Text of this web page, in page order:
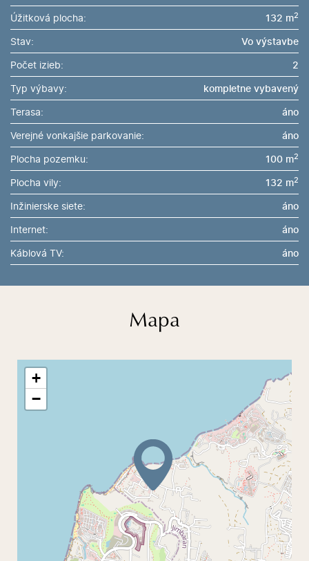
Úžitková plocha:
132 m2
Stav:
Vo výstavbe
Počet izieb:
2
Typ výbavy:
kompletne vybavený
Terasa:
áno
Verejné vonkajšie parkovanie:
áno
Plocha pozemku:
100 m2
Plocha vily: 132 m2
Inžinierske siete:
áno
Internet:
áno
Káblová TV:
áno
Mapa
+
−